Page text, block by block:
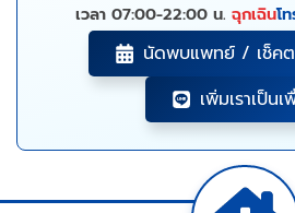
เวลา 07:00-22:00 น. ฉุกเฉินโ
นัดพบแพทย์ / เช็ค
เพิ่มเราเป็น